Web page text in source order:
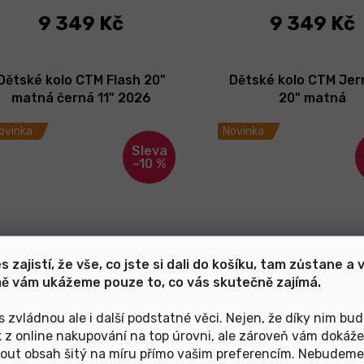
zajistí, že vše, co jste si dali do košíku, tam zůstane a
vám ukážeme pouze to, co vás skutečně zajímá.
zvládnou ale i další podstatné věci. Nejen, že díky nim
z online nakupování na top úrovni, ale zároveň vám
obsah šitý na míru přímo vašim preferencím.
9 349 Kč 9 349 Kč
–10 %
Dětské kolo CTM Flash 20"
matná černá 11" 2026
6 749 Kč
Novinka
Dětské kolo CTM
20" matná
7 999 Kč